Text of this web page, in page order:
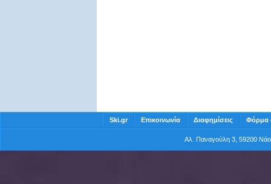
Ski.gr Επικοινωνία Διαφημίσεις Φόρμα
Αλ. Παναγούλη 3, 59200